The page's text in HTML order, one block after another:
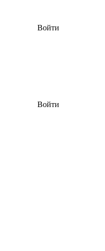
Войти
Войти